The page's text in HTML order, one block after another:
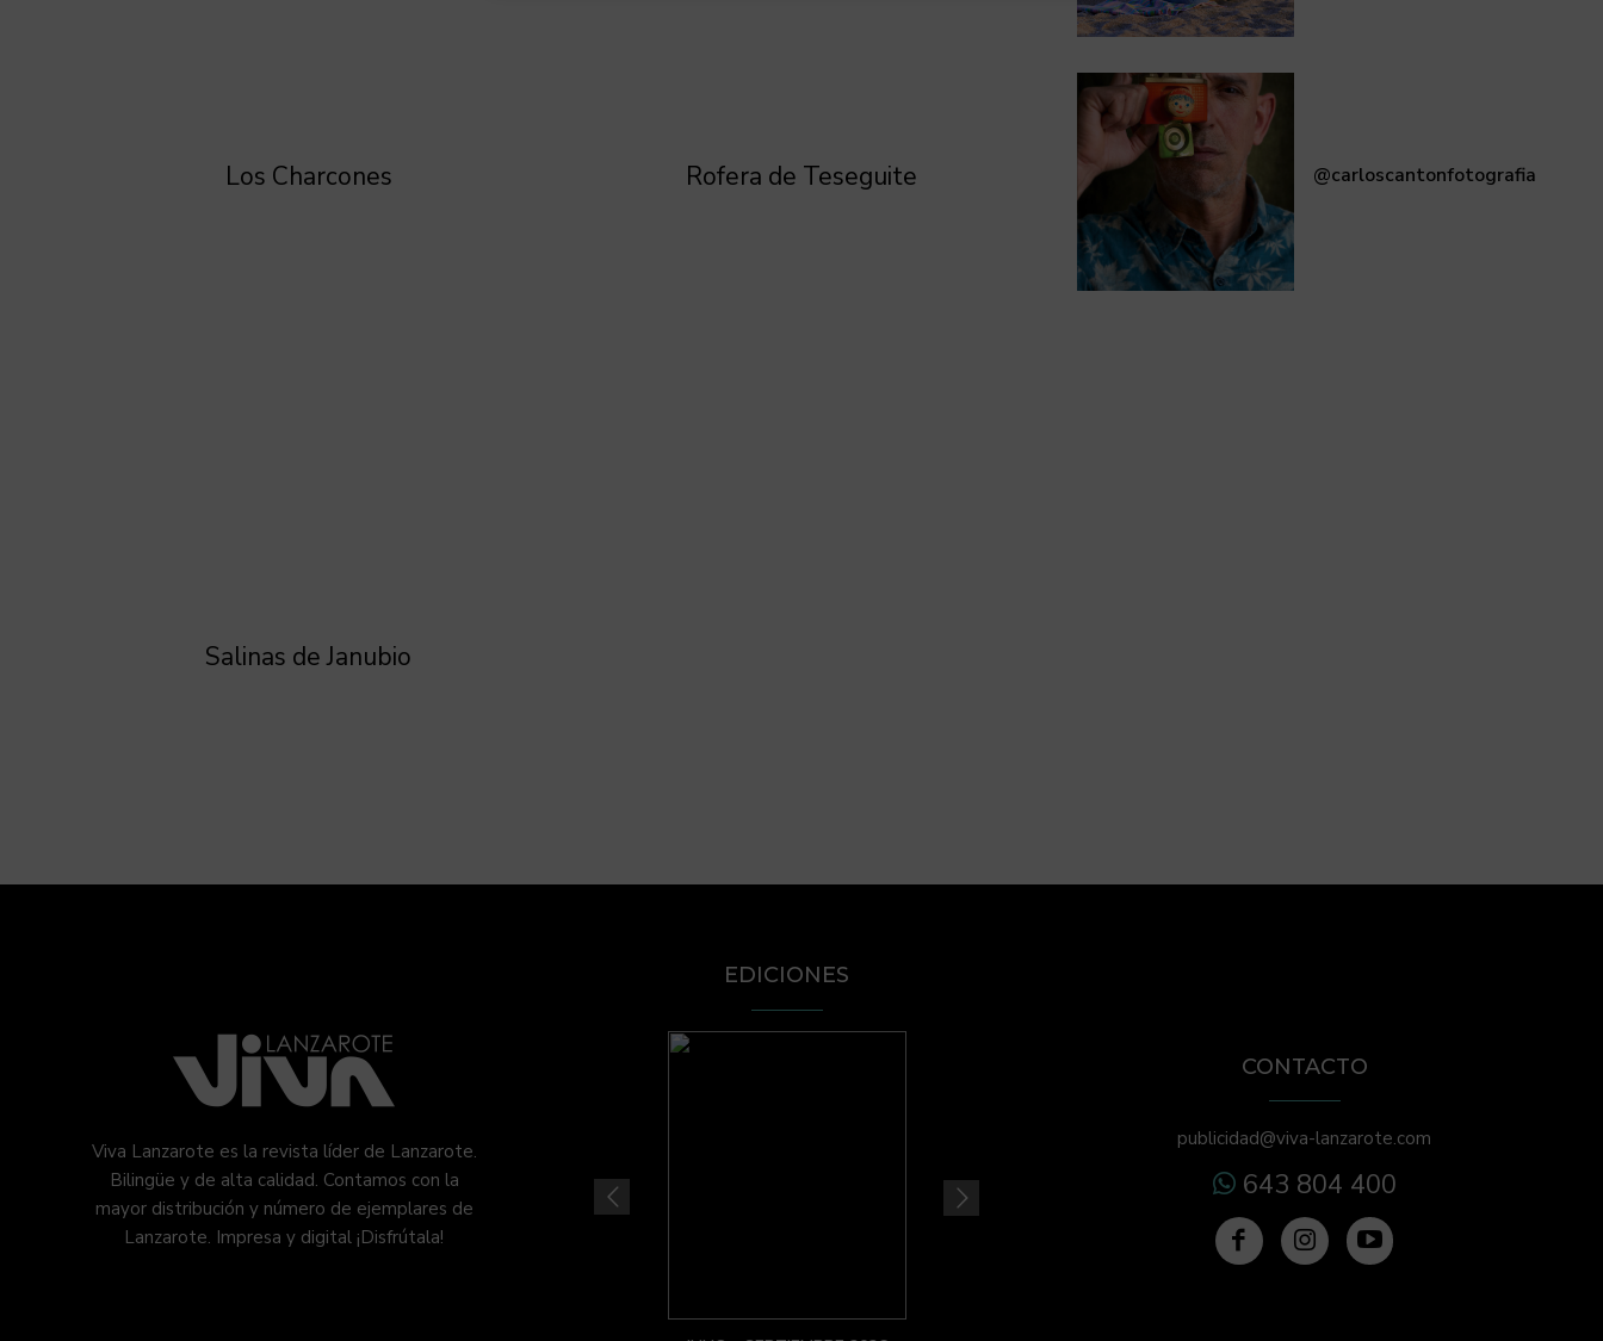
Los Charcones Rofera de Teseguite
Salinas de Janubio
@carloscantonfotografia
Viva Lanzarote es la revista líder de Lanzarote.
Bilingüe y de alta calidad. Contamos con la
mayor distribución y número de ejemplares de
Lanzarote. Impresa y digital ¡Disfrútala!
EDICIONES
CONTACTO
publicidad@viva-lanzarote.com
643 804 400